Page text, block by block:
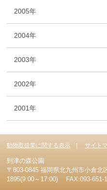
2005年
2004年
2003年
2002年
2001年
動物取扱業に関する表示 サイト
到津の森公園
〒803-0845 福岡県北九州市小倉
1895(9:00～17:00) FAX:093-651-